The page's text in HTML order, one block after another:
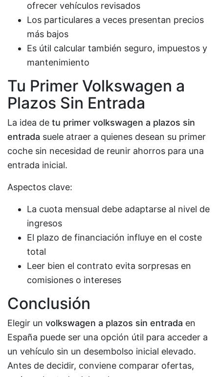
ofrecer vehículos revisados
Los particulares a veces presentan precios
más bajos
Es útil calcular también seguro, impuestos y
mantenimiento
Tu Primer Volkswagen a
Plazos Sin Entrada
La idea de tu primer volkswagen a plazos sin
entrada suele atraer a quienes desean su primer
coche sin necesidad de reunir ahorros para una
entrada inicial.
Aspectos clave:
La cuota mensual debe adaptarse al nivel de
ingresos
El plazo de financiación influye en el coste
total
Leer bien el contrato evita sorpresas en
comisiones o intereses
Conclusión
Elegir un volkswagen a plazos sin entrada en
España puede ser una opción útil para acceder a
un vehículo sin un desembolso inicial elevado.
Antes de decidir, conviene comparar ofertas,